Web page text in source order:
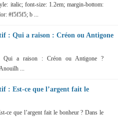
italic; font-size: 1.2em; margin-bottom:
#f5f5f5; b ...
: Qui a raison : Créon ou Antigone
: Qui a raison : Créon ou Antigone ?
...
: Est-ce que l’argent fait le
ce que l’argent fait le bonheur ? Dans le